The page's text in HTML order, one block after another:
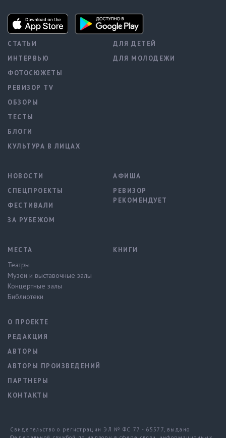
СТАТЬИ
ИНТЕРВЬЮ
ФОТОСЮЖЕТЫ
РЕВИЗОР TV
ОБЗОРЫ
ТЕСТЫ
БЛОГИ
КУЛЬТУРА В ЛИЦАХ
ДЛЯ ДЕТЕЙ
ДЛЯ МОЛОДЕЖИ
НОВОСТИ
СПЕЦПРОЕКТЫ
ФЕСТИВАЛИ
ЗА РУБЕЖОМ
АФИША
РЕВИЗОР
РЕКОМЕНДУЕТ
МЕСТА
Театры
Музеи и выставочные залы
Концертные залы
Библиотеки
КНИГИ
О ПРОЕКТЕ
РЕДАКЦИЯ
АВТОРЫ
АВТОРЫ ПРОИЗВЕДЕНИЙ
ПАРТНЕРЫ
КОНТАКТЫ
Свидетельство о регистрации ЭЛ № ФС 77 - 65577, выдано